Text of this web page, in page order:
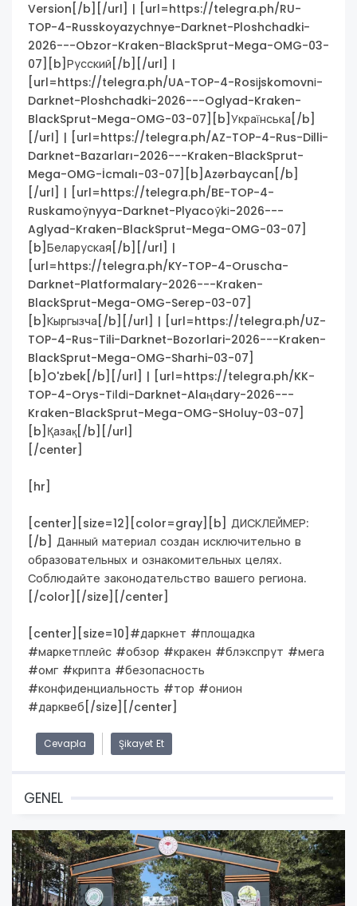
Version[/b][/url] | [url=https://telegra.ph/RU-
TOP-4-Russkoyazychnye-Darknet-Ploshchadki-
2026---Obzor-Kraken-BlackSprut-Mega-OMG-03-
07][b]Русский[/b][/url] |
[url=https://telegra.ph/UA-TOP-4-Rosіjskomovnі-
Darknet-Ploshchadki-2026---Oglyad-Kraken-
BlackSprut-Mega-OMG-03-07][b]Українська[/b]
[/url] | [url=https://telegra.ph/AZ-TOP-4-Rus-Dilli-
Darknet-Bazarları-2026---Kraken-BlackSprut-
Mega-OMG-İcmalı-03-07][b]Azərbaycan[/b]
[/url] | [url=https://telegra.ph/BE-TOP-4-
Ruskamoўnyya-Darknet-Plyacoўkі-2026---
Aglyad-Kraken-BlackSprut-Mega-OMG-03-07]
[b]Беларуская[/b][/url] |
[url=https://telegra.ph/KY-TOP-4-Oruscha-
Darknet-Platformalary-2026---Kraken-
BlackSprut-Mega-OMG-Serep-03-07]
[b]Кыргызча[/b][/url] | [url=https://telegra.ph/UZ-
TOP-4-Rus-Tili-Darknet-Bozorlari-2026---Kraken-
BlackSprut-Mega-OMG-Sharhi-03-07]
[b]O'zbek[/b][/url] | [url=https://telegra.ph/KK-
TOP-4-Orys-Tіldі-Darknet-Alaңdary-2026---
Kraken-BlackSprut-Mega-OMG-SHoluy-03-07]
[b]Қазақ[/b][/url]
[/center]
[hr]
[center][size=12][color=gray][b] ДИСКЛЕЙМЕР:
[/b] Данный материал создан исключительно в
образовательных и ознакомительных целях.
Соблюдайте законодательство вашего региона.
[/color][/size][/center]
[center][size=10]#даркнет #площадка
#маркетплейс #обзор #кракен #блэкспрут #мега
#омг #крипта #безопасность
#конфиденциальность #тор #онион
#дарквеб[/size][/center]
Cevapla Şikayet Et
GENEL